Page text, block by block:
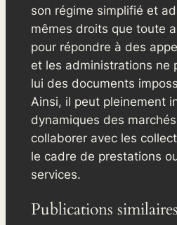
son régime simplifié et
mêmes droits que toute
pour répondre à des
et les administrations ne
lui des documents
Ainsi, il peut pleinement
dynamiques des
collaborer avec les
le cadre de prestations
services.
Publications